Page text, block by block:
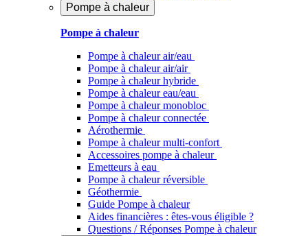
Pompe à chaleur
Pompe à chaleur
Pompe à chaleur air/eau
Pompe à chaleur air/air
Pompe à chaleur hybride
Pompe à chaleur​ eau/eau
Pompe à chaleur monobloc
Pompe à chaleur connectée
Aérothermie
Pompe à chaleur multi-confort
Accessoires pompe à chaleur
Emetteurs à eau
Pompe à chaleur réversible
Géothermie
Guide Pompe à chaleur
Aides financières : êtes-vous éligible ?
Questions / Réponses Pompe à chaleur